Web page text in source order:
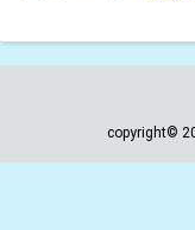
copyright©